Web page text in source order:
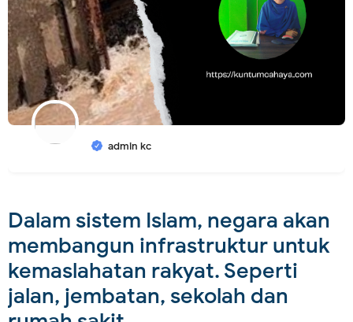
admin kc
Dalam sistem Islam, negara akan
membangun infrastruktur untuk
kemaslahatan rakyat. Seperti
jalan, jembatan, sekolah dan